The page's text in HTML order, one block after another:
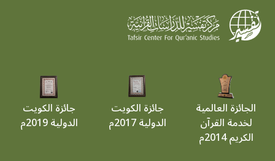
الجائزة العالمية
لخدمة القرآن
الكريم 2014م
جائزة الكويت
الدولية 2017م
جائزة الكويت
الدولية 2019م